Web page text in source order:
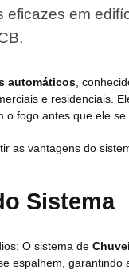
eficazes em
automáticos,
e residenciais.
o fogo antes que ele se
as vantagens do
Sistema
O sistema de
espalhem,